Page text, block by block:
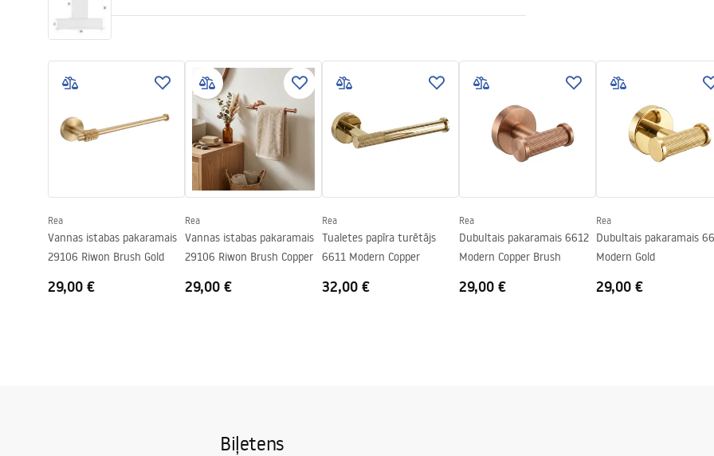
Krāsa
Uzstādīšanas veids
Pieskrūvējams
Augstums
mm
Modern
Rea
Vannas istabas pakaramais
29106 Riwon Brush Gold
29,00 €
Rea
Vannas istabas pakaramais
29106 Riwon Brush Copper
29,00 €
Rea
Tualetes papīra turētājs
6611 Modern Copper
32,00 €
Rea
Dubultais pakaramais 6612
Modern Copper Brush
29,00 €
Rea
Dubultais pakaramais
Modern Gold
29,00 €
Biļetens